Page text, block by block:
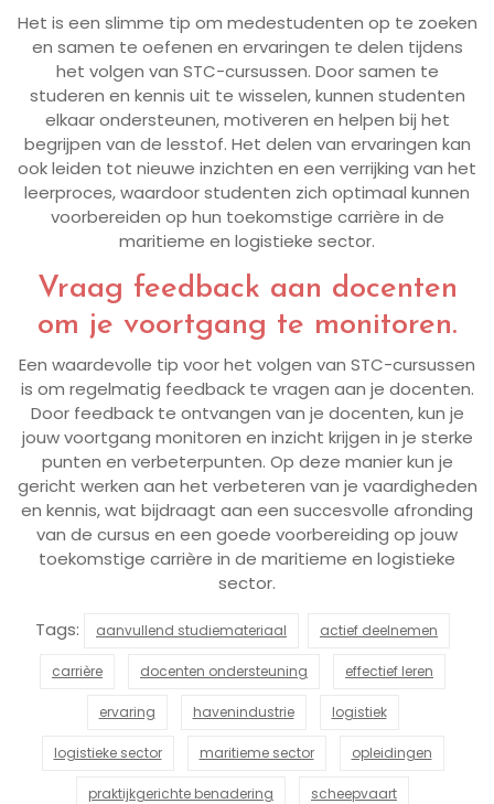
Het is een slimme tip om medestudenten op te zoeken
en samen te oefenen en ervaringen te delen tijdens
het volgen van STC-cursussen. Door samen te
studeren en kennis uit te wisselen, kunnen studenten
elkaar ondersteunen, motiveren en helpen bij het
begrijpen van de lesstof. Het delen van ervaringen kan
ook leiden tot nieuwe inzichten en een verrijking van het
leerproces, waardoor studenten zich optimaal kunnen
voorbereiden op hun toekomstige carrière in de
maritieme en logistieke sector.
Vraag feedback aan docenten
om je voortgang te monitoren.
Een waardevolle tip voor het volgen van STC-cursussen
is om regelmatig feedback te vragen aan je docenten.
Door feedback te ontvangen van je docenten, kun je
jouw voortgang monitoren en inzicht krijgen in je sterke
punten en verbeterpunten. Op deze manier kun je
gericht werken aan het verbeteren van je vaardigheden
en kennis, wat bijdraagt aan een succesvolle afronding
van de cursus en een goede voorbereiding op jouw
toekomstige carrière in de maritieme en logistieke
sector.
Tags:
aanvullend studiemateriaal actief deelnemen
carrière docenten ondersteuning effectief leren
ervaring havenindustrie logistiek
logistieke sector maritieme sector opleidingen
praktijkgerichte benadering scheepvaart